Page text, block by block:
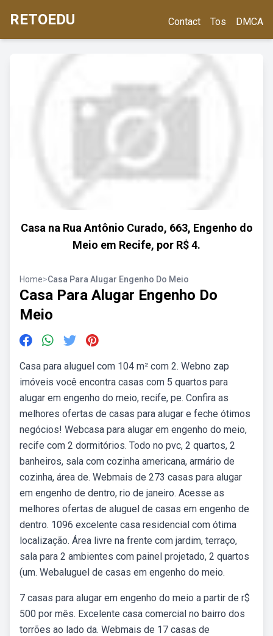
RETOEDU Contact Tos DMCA
Casa na Rua Antônio Curado, 663, Engenho do
Meio em Recife, por R$ 4.
Home>Casa Para Alugar Engenho Do Meio
Casa Para Alugar Engenho Do
Meio
Casa para aluguel com 104 m² com 2. Webno zap
imóveis você encontra casas com 5 quartos para
alugar em engenho do meio, recife, pe. Confira as
melhores ofertas de casas para alugar e feche ótimos
negócios! Webcasa para alugar em engenho do meio,
recife com 2 dormitórios. Todo no pvc, 2 quartos, 2
banheiros, sala com cozinha americana, armário de
cozinha, área de. Webmais de 273 casas para alugar
em engenho de dentro, rio de janeiro. Acesse as
melhores ofertas de aluguel de casas em engenho de
dentro. 1096 excelente casa residencial com ótima
localização. Área livre na frente com jardim, terraço,
sala para 2 ambientes com painel projetado, 2 quartos
(um. Webaluguel de casas em engenho do meio.
7 casas para alugar em engenho do meio a partir de r$
500 por mês. Excelente casa comercial no bairro dos
torrões ao lado da. Webmais de 17 casas de